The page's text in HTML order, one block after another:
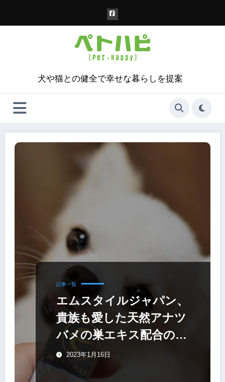
犬や猫との健全で幸せな暮らしを提案
記事一覧
エムスタイルジャパン、
貴族も愛した天然アナツ
バメの巣エキス配合の犬
用ゼリー
2023年1月16日